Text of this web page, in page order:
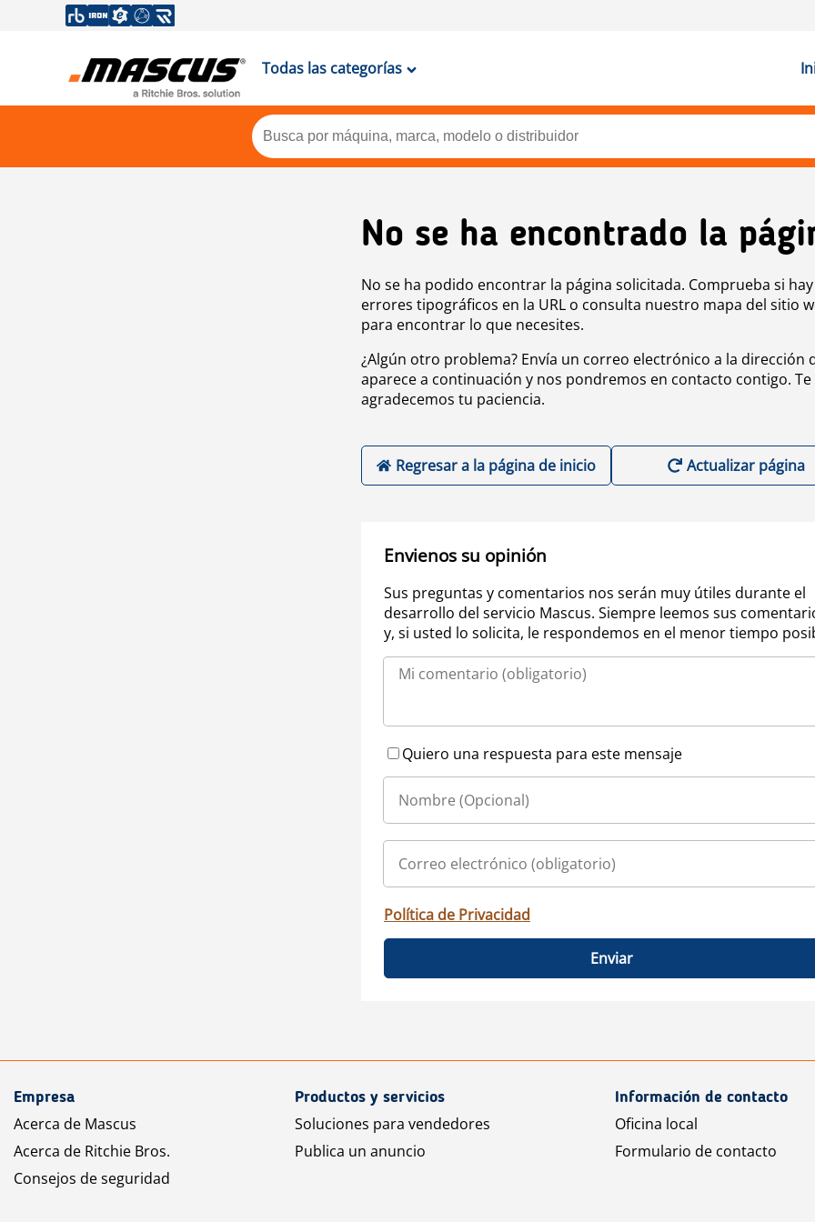
Todas las categorías
No se ha encontrado la
No se ha podido encontrar la página solicitada. Comprueba si hay
errores tipográficos en la URL o consulta nuestro mapa del sitio
para encontrar lo que necesites.
¿Algún otro problema? Envía un correo electrónico a la dirección
aparece a continuación y nos pondremos en contacto contigo. Te
agradecemos tu paciencia.
Regresar a la página de inicio Actualizar página
Envienos su opinión
Sus preguntas y comentarios nos serán muy útiles durante el
desarrollo del servicio Mascus. Siempre leemos sus
y, si usted lo solicita, le respondemos en el menor tiempo
Quiero una respuesta para este mensaje
Política de Privacidad
Enviar
Empresa
Acerca de Mascus
Acerca de Ritchie Bros.
Consejos de seguridad
Productos y servicios
Soluciones para vendedores
Publica un anuncio
Información de contacto
Oficina local
Formulario de contacto